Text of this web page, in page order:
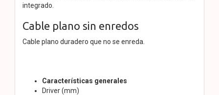
integrado.
Cable plano sin enredos
Cable plano duradero que no se enreda.
Características generales
Driver (mm)